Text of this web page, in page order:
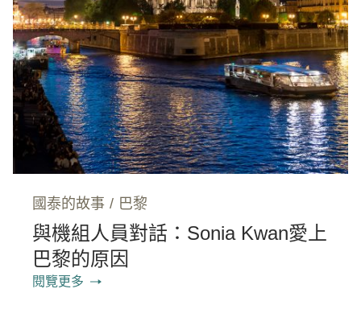
國泰的故事 / 巴黎
與機組人員對話：Sonia Kwan愛上
巴黎的原因
閱覽更多